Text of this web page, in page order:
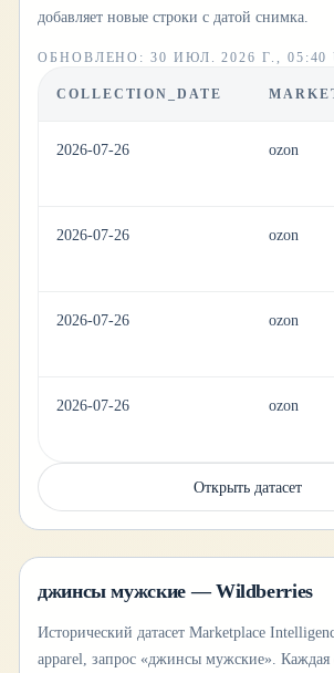
добавляет новые строки с датой снимка.
ОБНОВЛЕНО :30 ИЮЛ. 2026 Г., 05:40
COLLECTION_DATE
2026-07-26 ozon
2026-07-26 ozon
2026-07-26 ozon
2026-07-26 ozon
Открыть датасет
джинсы мужские — Wildberries
Исторический датасет Marketplace
apparel, запрос «джинсы мужские». Каждая